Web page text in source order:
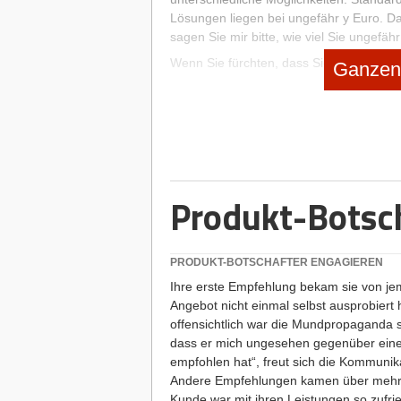
Lösungen liegen bei ungefähr y Euro.
sagen Sie mir bitte, wie viel Sie
Wenn Sie fürchten, dass Sie sich diese
Checkliste erstellen. Bringen Sie diese
Die Preisbereitschaft checken
Hat Ihnen der Artikel gefallen?
Dann melden Sie sich kostenlos für
Newsletter an, um exklusive Inhalte zu
Produkt-
PRODUKT-BOTSCHAFTER ENGAGIEREN
Ihre erste Empfehlung bekam sie von
Angebot nicht einmal selbst ausprobiert
offensichtlich war die Mundpropaganda
dass er mich ungesehen gegenüber
empfohlen hat“, freut sich die
Andere Empfehlungen kamen über